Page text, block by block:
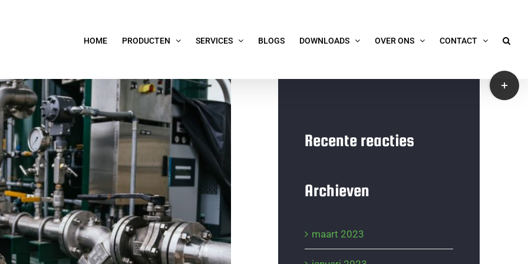
HOME PRODUCTEN SERVICES BLOGS DOWNLOADS OVER ONS CONTACT
DE LEVENSDUUR.
Recente reacties
Archieven
maart 2023
Toggle
Sliding